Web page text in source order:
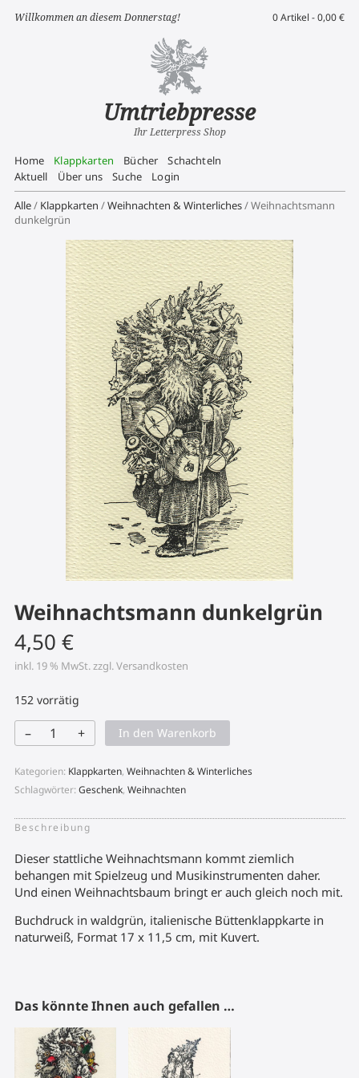
Willkommen an diesem Donnerstag!
Umtriebpresse
Ihr Letterpress Shop
0 Artikel -0,00€
Home Klappkarten Bücher
Schachteln
Aktuell
Über uns Suche
Login
Alle/ Klappkarten /Weihnachten & Winterliches/ Weihnachtsmann
dunkelgrün
Weihnachtsmann dunkelgrün
4,50 €
inkl. 19 % MwSt.zzgl.Versandkosten
152 vorrätig
–
Weihnachtsmann
dunkelgrün
+ In den Warenkorb
Kategorien: Klappkarten, Weihnachten & Winterliches
Schlagwörter: Geschenk, Weihnachten
Beschreibung
Dieser stattliche Weihnachtsmann kommt ziemlich
behangen mit Spielzeug und Musikinstrumenten daher.
Und einen Weihnachtsbaum bringt er auch gleich noch mit.
Buchdruck in waldgrün, italienische Büttenklappkarte in
naturweiß, Format 17 x 11,5 cm, mit Kuvert.
Das könnte Ihnen auch gefallen …